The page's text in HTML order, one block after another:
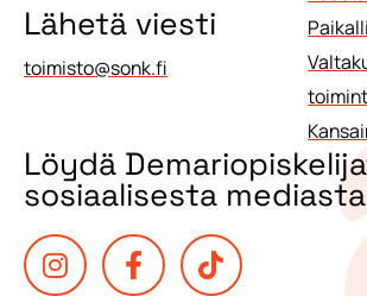
Lähetä viesti
toimisto@sonk.fi
Löydä
sosiaalisesta mediasta